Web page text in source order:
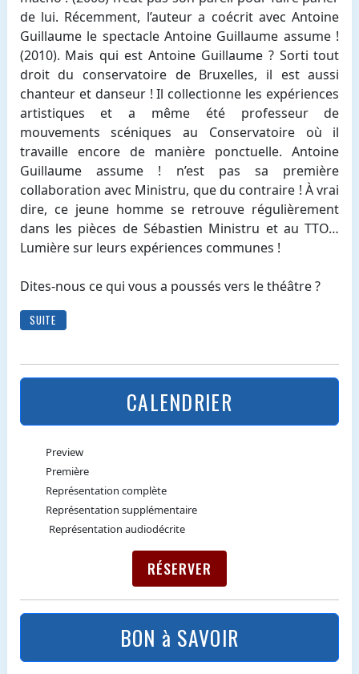
de lui. Récemment, l’auteur a coécrit avec Antoine
Guillaume le spectacle Antoine Guillaume assume !
(2010). Mais qui est Antoine Guillaume ? Sorti tout
droit du conservatoire de Bruxelles, il est aussi
chanteur et danseur ! Il collectionne les expériences
artistiques et a même été professeur de
mouvements scéniques au Conservatoire où il
travaille encore de manière ponctuelle. Antoine
Guillaume assume ! n’est pas sa première
collaboration avec Ministru, que du contraire ! À vrai
dire, ce jeune homme se retrouve régulièrement
dans les pièces de Sébastien Ministru et au TTO…
Lumière sur leurs expériences communes !
Dites-nous ce qui vous a poussés vers le théâtre ?
SUITE
CALENDRIER
Preview
Première
Représentation complète
Représentation supplémentaire
Représentation audiodécrite
RÉSERVER
BON à SAVOIR